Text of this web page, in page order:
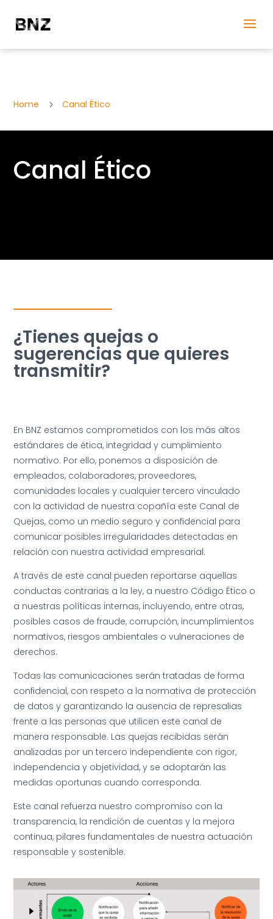
Home 5 Canal Ético
Canal Ético
¿Tienes quejas o
sugerencias que quieres
transmitir?
En BNZ estamos comprometidos con los más altos
estándares de ética, integridad y cumplimiento
normativo. Por ello, ponemos a disposición de
empleados, colaboradores, proveedores,
comunidades locales y cualquier tercero vinculado
con la actividad de nuestra copañía este Canal de
Quejas, como un medio seguro y confidencial para
comunicar posibles irregularidades detectadas en
relación con nuestra actividad empresarial.
A través de este canal pueden reportarse aquellas
conductas contrarias a la ley, a nuestro Código Ético o
a nuestras políticas internas, incluyendo, entre otras,
posibles casos de fraude, corrupción, incumplimientos
normativos, riesgos ambientales o vulneraciones de
derechos.
Todas las comunicaciones serán tratadas de forma
confidencial, con respeto a la normativa de protección
de datos y garantizando la ausencia de represalias
frente a las personas que utilicen este canal de
manera responsable. Las quejas recibidas serán
analizadas por un tercero independiente con rigor,
independencia y objetividad, y se adoptarán las
medidas oportunas cuando corresponda.
Este canal refuerza nuestro compromiso con la
transparencia, la rendición de cuentas y la mejora
continua, pilares fundamentales de nuestra actuación
responsable y sostenible.